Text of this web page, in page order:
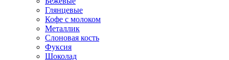
Глянцевые
Кофе с молоком
Металлик
Слоновая кость
Фуксия
Шоколад